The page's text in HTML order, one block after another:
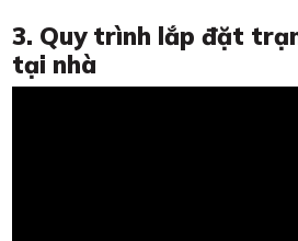
3. Quy trình lắp đặt
tại nhà